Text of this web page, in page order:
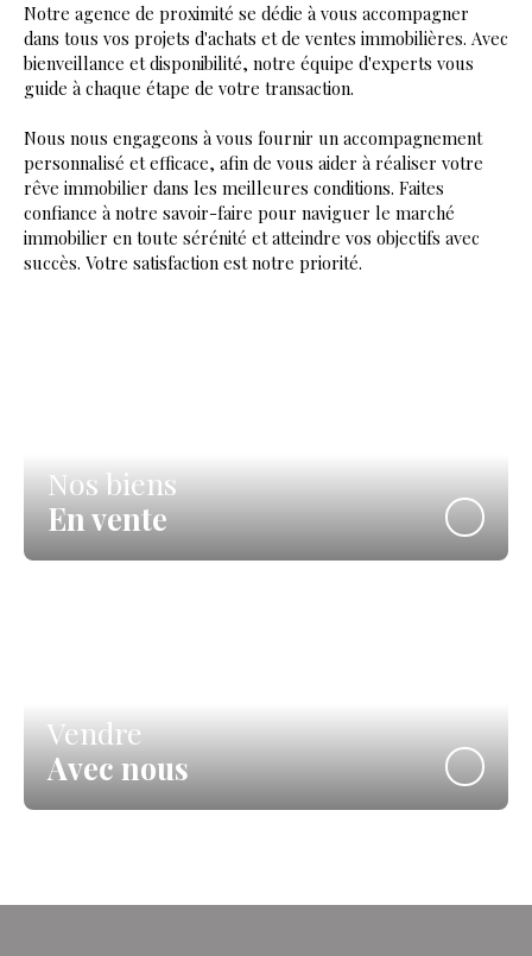
Notre agence de proximité se dédie à vous accompagner
dans tous vos projets d'achats et de ventes immobilières. Avec
bienveillance et disponibilité, notre équipe d'experts vous
guide à chaque étape de votre transaction.
Nous nous engageons à vous fournir un accompagnement
personnalisé et efficace, afin de vous aider à réaliser votre
rêve immobilier dans les meilleures conditions. Faites
confiance à notre savoir-faire pour naviguer le marché
immobilier en toute sérénité et atteindre vos objectifs avec
succès. Votre satisfaction est notre priorité.
Nos biens
En vente
Vendre
Avec nous